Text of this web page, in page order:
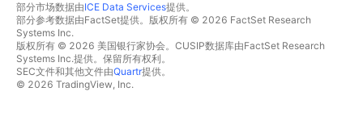
部分市场数据由ICE Data Services提供。
部分参考数据由FactSet提供。版权所有 © 2026 FactSet Research
Systems Inc.
版权所有 © 2026 美国银行家协会。CUSIP数据库由FactSet Research
Systems Inc.提供。保留所有权利。
SEC文件和其他文件由Quartr提供。
© 2026 TradingView, Inc.